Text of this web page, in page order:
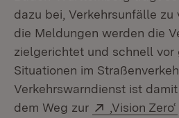
dazu bei, Verkehrsunfälle zu
die Meldungen werden die
zielgerichtet und schnell vor
Situationen im
Verkehrswarndienst ist
dem Weg zur
Extern:
‚Vision Zero‘